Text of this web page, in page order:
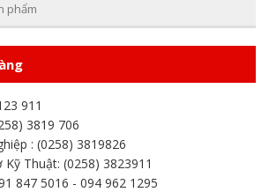
phẩm
911
3819 706
: (0258) 3819826
Thuật: (0258) 3823911
847 5016 - 094 962 1295